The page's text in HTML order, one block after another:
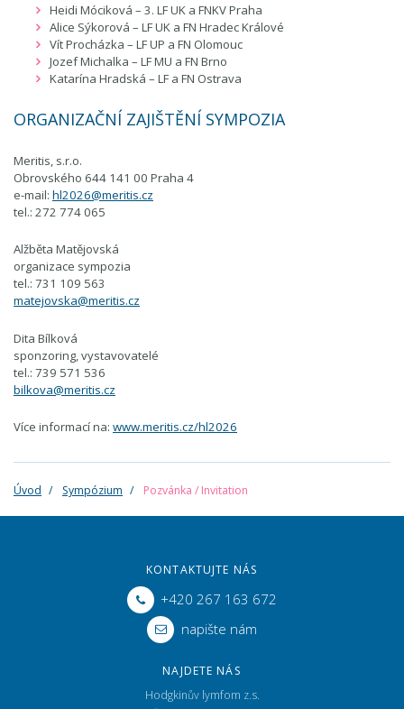
Heidi Móciková – 3. LF UK a FNKV Praha
Alice Sýkorová – LF UK a FN Hradec Králové
Vít Procházka – LF UP a FN Olomouc
Jozef Michalka – LF MU a FN Brno
Katarína Hradská – LF a FN Ostrava
ORGANIZAČNÍ ZAJIŠTĚNÍ SYMPOZIA
Meritis, s.r.o.
Obrovského 644 141 00 Praha 4
e-mail: hl2026@meritis.cz
tel.: 272 774 065
Alžběta Matějovská
organizace sympozia
tel.: 731 109 563
matejovska@meritis.cz
Dita Bílková
sponzoring, vystavovatelé
tel.: 739 571 536
bilkova@meritis.cz
Více informací na: www.meritis.cz/hl2026
Úvod Sympózium Pozvánka / Invitation
KONTAKTUJTE NÁS
+420 267 163 672
napište nám
NAJDETE NÁS
Hodgkinův lymfom z.s.